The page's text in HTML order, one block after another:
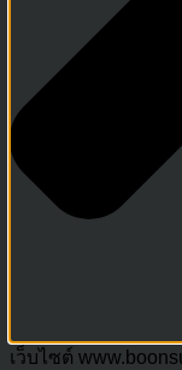
เว็บไซต์